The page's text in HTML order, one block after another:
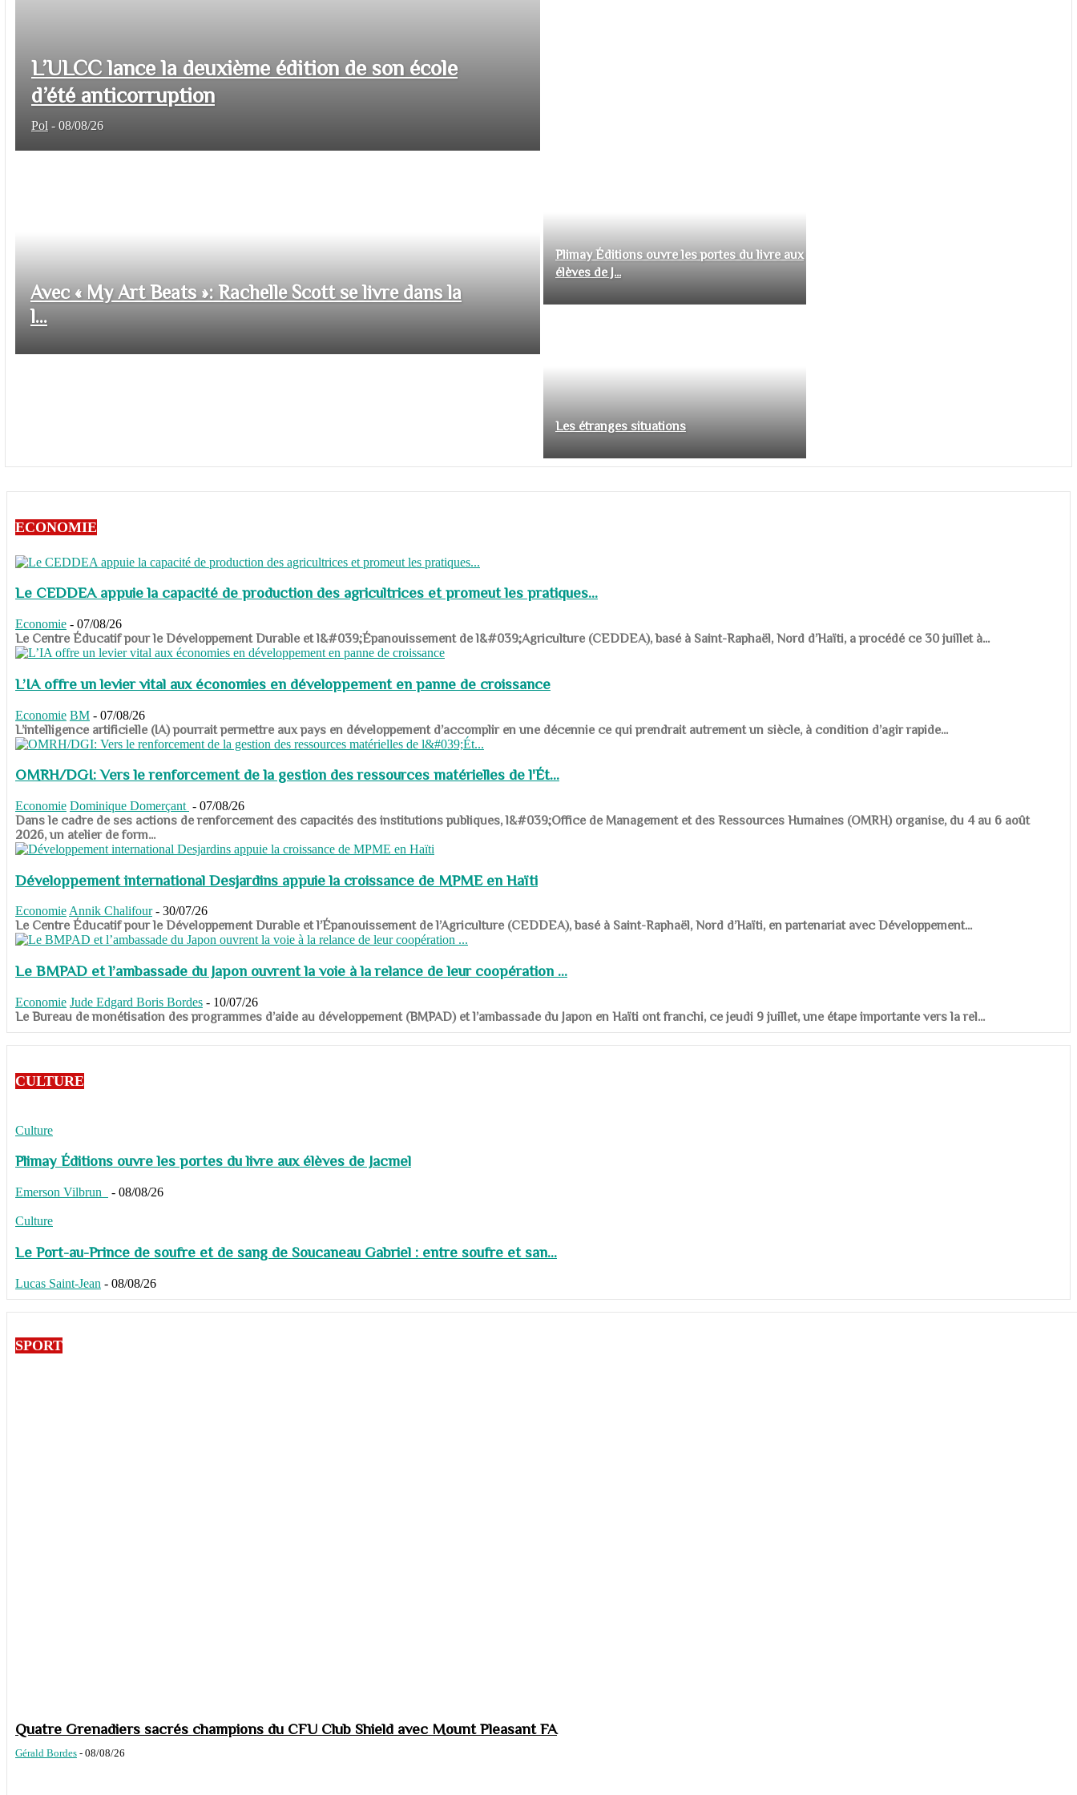
L’ULCC lance la deuxième édition de son école
d’été anticorruption
Pol - 08/08/26
Avec « My Art Beats »: Rachelle Scott se livre dans la
l...
Plimay Éditions ouvre les portes du livre aux
élèves de J...
Les étranges situations
ECONOMIE
Le CEDDEA appuie la capacité de production des agricultrices et promeut les pratiques...
Economie - 07/08/26
​​​​​​​Le Centre Éducatif pour le Développement Durable et l&#039;Épanouissement de l&#039;Agriculture (CEDDEA), basé à Saint-Raphaël, Nord d’Haïti, a procédé ce 30 juillet à...
L’IA offre un levier vital aux économies en développement en panne de croissance
Economie BM - 07/08/26
​​​​​​​L’intelligence artificielle (IA) pourrait permettre aux pays en développement d’accomplir en une décennie ce qui prendrait autrement un siècle, à condition d’agir rapide...
OMRH/DGI: Vers le renforcement de la gestion des ressources matérielles de l'Ét...
Economie Dominique Domerçant - 07/08/26
Dans le cadre de ses actions de renforcement des capacités des institutions publiques, l&#039;Office de Management et des Ressources Humaines (OMRH) organise, du 4 au 6 août
2026, un atelier de form...
Développement international Desjardins appuie la croissance de MPME en Haïti
Economie Annik Chalifour - 30/07/26
​​​​​​​Le Centre Éducatif pour le Développement Durable et l’Épanouissement de l’Agriculture (CEDDEA), basé à Saint-Raphaël, Nord d’Haïti, en partenariat avec Développement...
Le BMPAD et l’ambassade du Japon ouvrent la voie à la relance de leur coopération ...
Economie Jude Edgard Boris Bordes - 10/07/26
​​​​​​​Le Bureau de monétisation des programmes d’aide au développement (BMPAD) et l’ambassade du Japon en Haïti ont franchi, ce jeudi 9 juillet, une étape importante vers la rel...
CULTURE
Culture
Plimay Éditions ouvre les portes du livre aux élèves de Jacmel
Emerson Vilbrun - 08/08/26
Culture
Le Port-au-Prince de soufre et de sang de Soucaneau Gabriel : entre soufre et san...
Lucas Saint-Jean - 08/08/26
SPORT
Quatre Grenadiers sacrés champions du CFU Club Shield avec Mount Pleasant FA
Gérald Bordes - 08/08/26